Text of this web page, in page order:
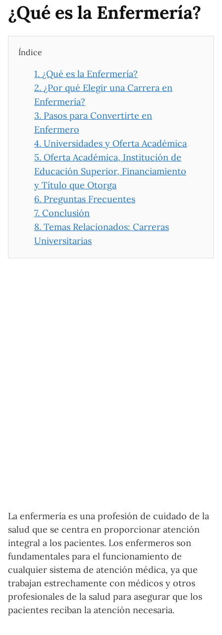
¿Qué es la Enfermería?
Índice
1. ¿Qué es la Enfermería?
2. ¿Por qué Elegir una Carrera en
Enfermería?
3. Pasos para Convertirte en
Enfermero
4. Universidades y Oferta Académica
5. Oferta Académica, Institución de
Educación Superior, Financiamiento
y Título que Otorga
6. Preguntas Frecuentes
7. Conclusión
8. Temas Relacionados: Carreras
Universitarias
La enfermería es una profesión de cuidado de la
salud que se centra en proporcionar atención
integral a los pacientes. Los enfermeros son
fundamentales para el funcionamiento de
cualquier sistema de atención médica, ya que
trabajan estrechamente con médicos y otros
profesionales de la salud para asegurar que los
pacientes reciban la atención necesaria.